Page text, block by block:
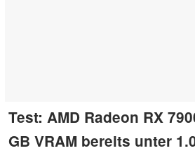
Test: AMD Radeon RX
GB VRAM bereits unter